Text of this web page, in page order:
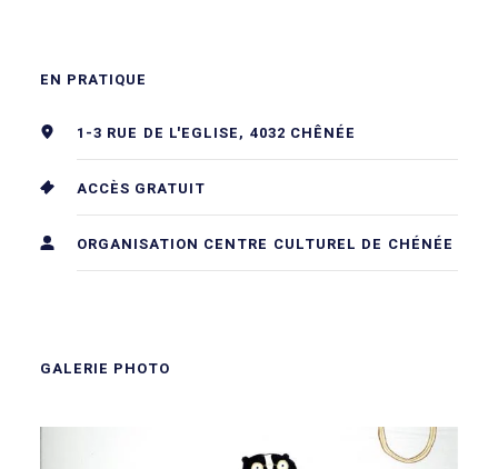
EN PRATIQUE
1-3 RUE DE L'EGLISE, 4032 CHÊNÉE
ACCÈS GRATUIT
ORGANISATION CENTRE CULTUREL DE CHÉNÉE
GALERIE PHOTO